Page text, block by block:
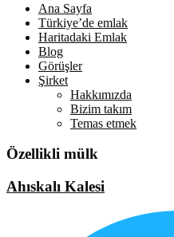
Ana Sayfa
Türkiye’de emlak
Haritadaki Emlak
Blog
Görüşler
Şirket
Hakkımızda
Bizim takım
Temas etmek
Özellikli mülk
Ahıskalı Kalesi